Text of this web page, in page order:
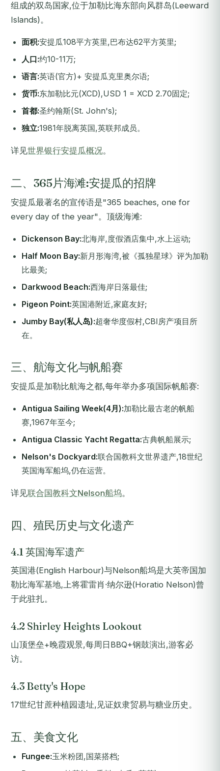
组成的双岛国家,位于加勒比海东部向风群岛(Leeward
Islands)。
面积:安提瓜108平方英里,巴布达62平方英里;
人口:约10-11万;
语言:英语(官方)+ 安提瓜克里奥尔语;
货币:东加勒比元(XCD),USD 1 = XCD 2.70固定;
首都:圣约翰斯(St. John's);
独立:1981年脱离英国,英联邦成员。
详见世界银行安提瓜概况。
二、365片海滩:安提瓜的招牌
安提瓜最著名的宣传语是"365 beaches, one for
every day of the year"。顶级海滩:
Dickenson Bay:北海岸,度假酒店集中,水上运动;
Half Moon Bay:新月形海湾,被《孤独星球》评为加勒
比最美;
Darkwood Beach:西海岸日落最佳;
Pigeon Point:英国港附近,家庭友好;
Jumby Bay(私人岛):超奢华度假村,CBI房产项目所
在。
三、航海文化与帆船赛
安提瓜是加勒比航海之都,每年举办多项国际帆船赛:
Antigua Sailing Week(4月):加勒比最古老的帆船
赛,1967年至今;
Antigua Classic Yacht Regatta:古典帆船展示;
Nelson's Dockyard:联合国教科文世界遗产,18世纪
英国海军船坞,仍在运营。
详见联合国教科文Nelson船坞。
四、殖民历史与文化遗产
4.1 英国海军遗产
英国港(English Harbour)与Nelson船坞是大英帝国加
勒比海军基地,上将霍雷肖·纳尔逊(Horatio Nelson)曾
于此驻扎。
4.2 Shirley Heights Lookout
山顶堡垒+晚霞观景,每周日BBQ+钢鼓演出,游客必
访。
4.3 Betty's Hope
17世纪甘蔗种植园遗址,见证奴隶贸易与糖业历史。
五、美食文化
Fungee:玉米粉团,国菜搭档;